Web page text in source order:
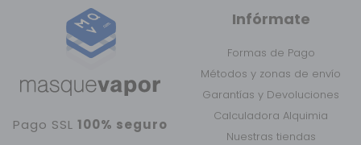
Pago SSL100% seguro
Infórmate
Formas de Pago
Métodos y zonas de envío
Garantías y Devoluciones
Calculadora Alquimia
Nuestras tiendas